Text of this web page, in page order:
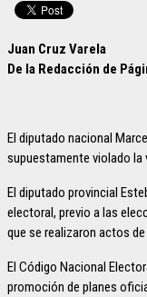
Juan Cruz Varela
De la Redacción de
El diputado nacional
supuestamente violado la
El diputado provincial
electoral, previo a las
que se realizaron actos
El Código Nacional
promoción de planes